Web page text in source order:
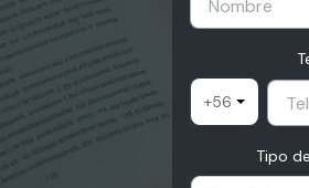
+56
Tipo